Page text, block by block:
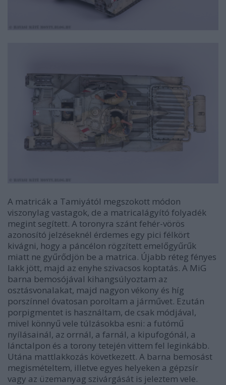
A matricák a Tamiyától megszokott módon
viszonylag vastagok, de a matricalágyító folyadék
megint segített. A toronyra szánt fehér-vörös
azonosító jelzéseknél érdemes egy pici félkört
kivágni, hogy a páncélon rögzített emelőgyűrűk
miatt ne gyűrődjön be a matrica. Újabb réteg fényes
lakk jött, majd az enyhe szivacsos koptatás. A MiG
barna bemosójával kihangsúlyoztam az
osztásvonalakat, majd nagyon vékony és híg
porszínnel óvatosan poroltam a járművet. Ezután
porpigmentet is használtam, de csak módjával,
mivel könnyű vele túlzásokba esni: a futómű
nyílásainál, az orrnál, a farnál, a kipufogónál, a
lánctalpon és a torony tetején vittem fel leginkább.
Utána mattlakkozás következett. A barna bemosást
megismételtem, illetve egyes helyeken a gépzsír
vagy az üzemanyag szivárgását is jeleztem vele.